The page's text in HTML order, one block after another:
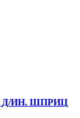
Д/ИН. ШПРИЦ